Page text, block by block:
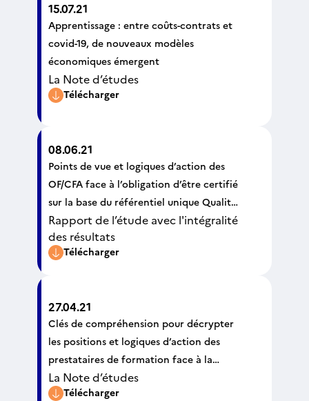
15.07.21
Apprentissage : entre coûts-contrats et
covid-19, de nouveaux modèles
économiques émergent
La Note d’études
Télécharger
08.06.21
Points de vue et logiques d’action des
OF/CFA face à l’obligation d’être certifié
sur la base du référentiel unique Qualité
pour être éligible aux fonds publics et
mutualisés
Rapport de l’étude avec l'intégralité
des résultats
Télécharger
27.04.21
Clés de compréhension pour décrypter
les positions et logiques d’action des
prestataires de formation face à la
certification qualité
La Note d’études
Télécharger